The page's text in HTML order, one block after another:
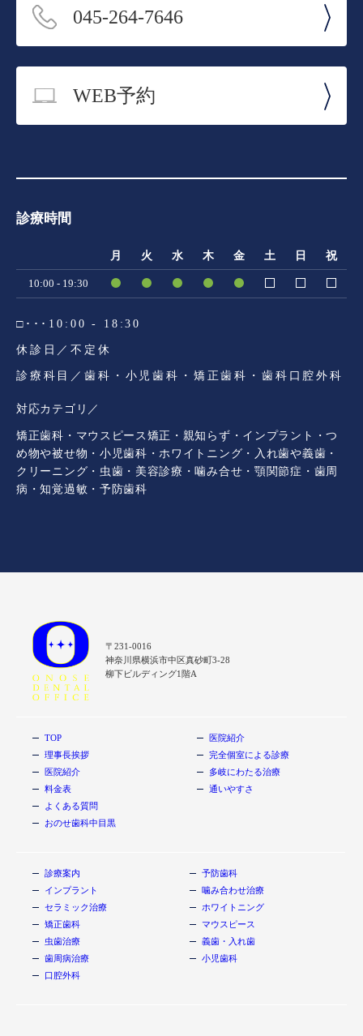
045-264-7646
WEB予約
診療時間
月 火 水 木 金 土 日 祝
10:00 - 19:30
□･･･10:00 - 18:30
休診日／不定休
診療科目／歯科・小児歯科・矯正歯科・歯科口腔外科
対応カテゴリ／
矯正歯科・マウスピース矯正・親知らず・インプラント・つ
め物や被せ物・小児歯科・ホワイトニング・入れ歯や義歯・
クリーニング・虫歯・美容診療・噛み合せ・顎関節症・歯周
病・知覚過敏・予防歯科
〒231-0016
神奈川県横浜市中区真砂町3-28
柳下ビルディング1階A
TOP
理事長挨拶
医院紹介
料金表
よくある質問
おのせ歯科中目黒
医院紹介
完全個室による診療
多岐にわたる治療
通いやすさ
診療案内
インプラント
セラミック治療
矯正歯科
虫歯治療
歯周病治療
口腔外科
予防歯科
噛み合わせ治療
ホワイトニング
マウスピース
義歯・入れ歯
小児歯科